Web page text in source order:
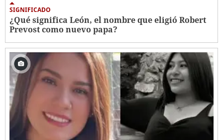
SIGNIFICADO
¿Qué significa León, el nombre que eligió Robert
Prevost como nuevo papa?